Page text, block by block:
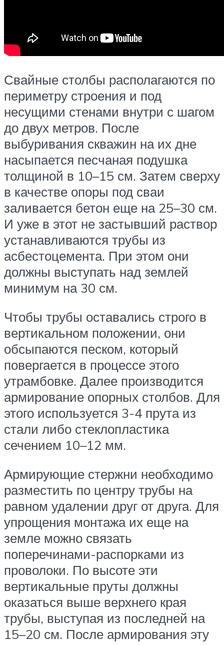
Свайные столбы располагаются по
периметру строения и под
несущими стенами внутри с шагом
до двух метров. После
выбуривания скважин на их дне
насыпается песчаная подушка
толщиной в 10–15 см. Затем сверху
в качестве опоры под сваи
заливается бетон еще на 25–30 см.
И уже в этот не застывший раствор
устанавливаются трубы из
асбестоцемента. При этом они
должны выступать над землей
минимум на 30 см.
Чтобы трубы оставались строго в
вертикальном положении, они
обсыпаются песком, который
повергается в процессе этого
утрамбовке. Далее производится
армирование опорных столбов. Для
этого используется 3-4 прута из
стали либо стеклопластика
сечением 10–12 мм.
Армирующие стержни необходимо
разместить по центру трубы на
равном удалении друг от друга. Для
упрощения монтажа их еще на
земле можно связать
поперечинами-распорками из
проволоки. По высоте эти
вертикальные пруты должны
оказаться выше верхнего края
трубы, выступая из последней на
15–20 см. После армирования эту